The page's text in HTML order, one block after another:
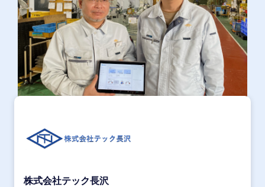
株式会社テック長沢